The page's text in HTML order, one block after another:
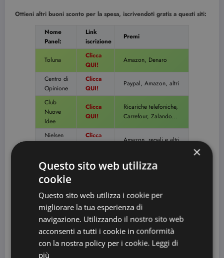
Ottieni altri buoni sconto per la spesa, iscrivendoti gratis a questi siti:
Nome
Panel:
Link
iscrizione
Premi
Toluna
Clicca
QUI!
Amazon, Denaro
Centro di
Opinione
Clicca
QUI!
Paypal, Amazon, altri
Club
Nuove
Idee
Clicca
QUI!
Ricariche telefoniche,
Carrefour, Zalando...
Nielsen
Clicca
Amazon, regali e altri
Eurisko
QUI!
spesa
Mobile
Expression
QUI!
giorni!
Lifepoint
Clicca
QUI!
Buoni regalo, PayPal e
altro ancora
Nielsen
Home
Scan
Clicca
QUI!
Regali dal catalogo
×
Questo sito web utilizza
cookie
Questo sito web utilizza i cookie per
migliorare la tua esperienza di
navigazione. Utilizzando il nostro sito web
acconsenti a tutti i cookie in conformità
con la nostra policy per i cookie. Leggi di
più